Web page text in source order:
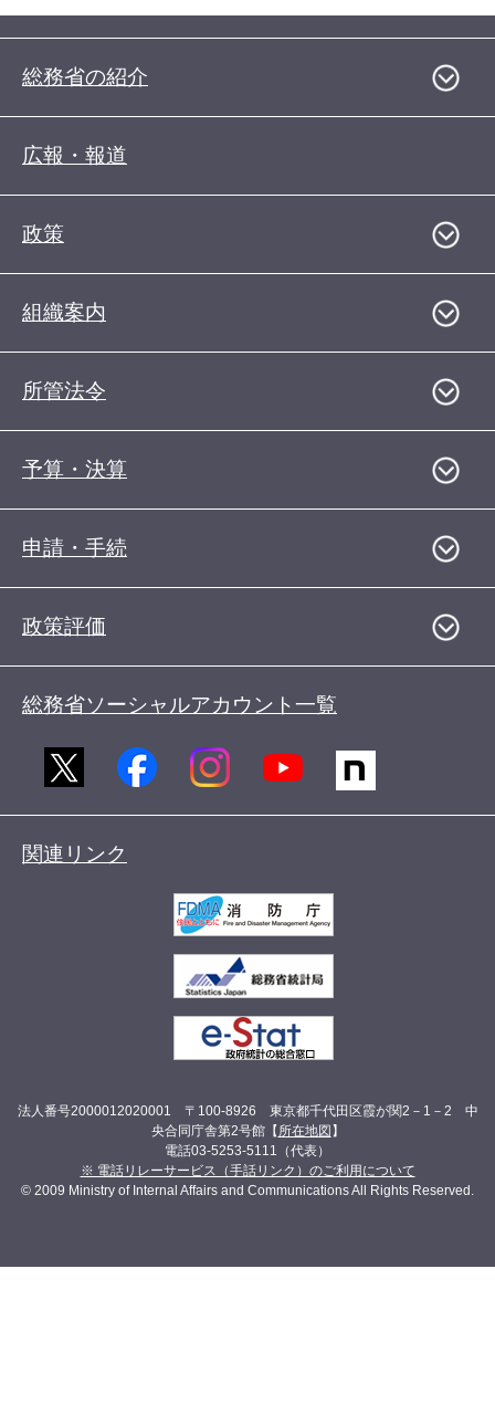
総務省の紹介
広報・報道
政策
組織案内
所管法令
予算・決算
申請・手続
政策評価
総務省ソーシャルアカウント一覧
関連リンク
法人番号2000012020001 〒100-8926 東京都千代田区霞が関2－1－2 中
央合同庁舎第2号館【 所在地図 】
電話03-5253-5111（代表）
※ 電話リレーサービス（手話リンク）のご利用について
© 2009 Ministry of Internal Affairs and Communications All Rights Reserved.